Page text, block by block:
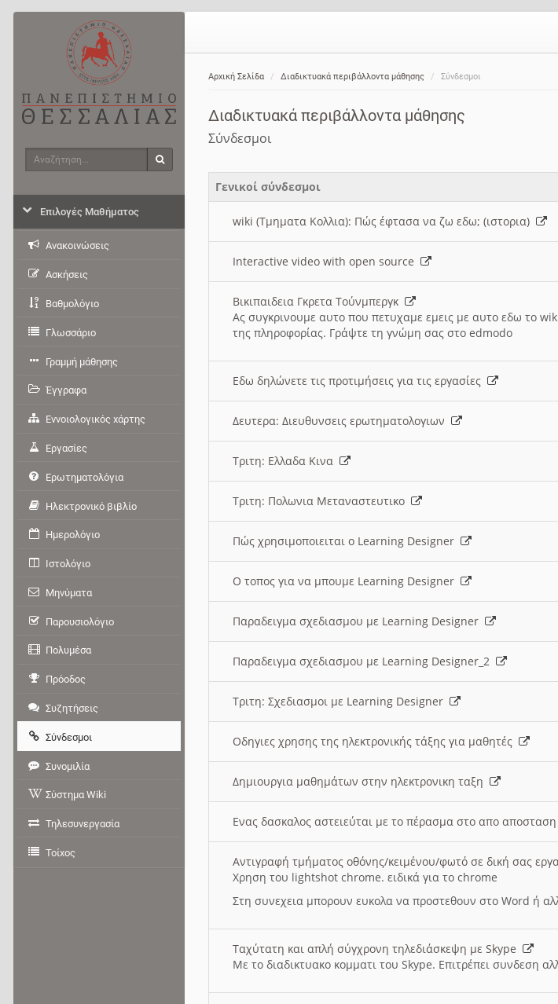
Αρχική Σελίδα Διαδικτυακά περιβάλλοντα μάθησης Σύνδεσμοι
Διαδικτυακά περιβάλλοντα μάθησης
Σύνδεσμοι
Γενικοί σύνδεσμοι
wiki (Τμηματα Κολλια): Πώς έφτασα να ζω εδω; (ιστορια)
Interactive video with open source
Βικιπαιδεια Γκρετα Τούνμπεργκ
Ας συγκρινουμε αυτο που πετυχαμε εμεις με αυτο εδω το
της πληροφορίας. Γράψτε τη γνώμη σας στο edmodo
Εδω δηλώνετε τις προτιμήσεις για τις εργασίες
Δευτερα: Διευθυνσεις ερωτηματολογιων
Τριτη: Ελλαδα Κινα
Τριτη: Πολωνια Μεταναστευτικο
Πώς χρησιμοποιειται ο Learning Designer
O τοπος για να μπουμε Learning Designer
Παραδειγμα σχεδιασμου με Learning Designer
Παραδειγμα σχεδιασμου με Learning Designer_2
Τριτη: Σχεδιασμοι με Learning Designer
Οδηγιες χρησης της ηλεκτρονικής τάξης για μαθητές
Δημιουργια μαθημάτων στην ηλεκτρονικη ταξη
Ενας δασκαλος αστειεύται με το πέρασμα στο απο
Αντιγραφή τμήματος οθόνης/κειμένου/φωτό σε δική σας
Χρηση του lightshot chrome. ειδικά για το chrome
Στη συνεχεια μπορουν ευκολα να προστεθουν στο Word ή
Ταχύτατη και απλή σύγχρονη τηλεδιάσκεψη με Skype
Με το διαδικτυακο κομματι του Skype. Επιτρέπει
Αναζήτηση
Επιλογές Μαθήματος
Ανακοινώσεις
Ασκήσεις
Βαθμολόγιο
Γλωσσάριο
Γραμμή μάθησης
Έγγραφα
Εννοιολογικός χάρτης
Εργασίες
Ερωτηματολόγια
Ηλεκτρονικό βιβλίο
Ημερολόγιο
Ιστολόγιο
Μηνύματα
Παρουσιολόγιο
Πολυμέσα
Πρόοδος
Συζητήσεις
Σύνδεσμοι
Συνομιλία
Σύστημα Wiki
Τηλεσυνεργασία
Τοίχος